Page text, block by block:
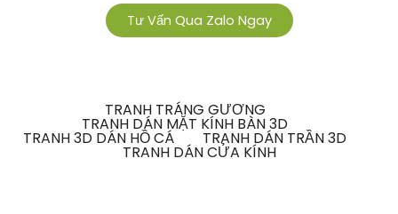
Tư Vấn Qua Zalo Ngay
TRANH TRÁNG GƯƠNG
TRANH DÁN MẶT KÍNH BÀN 3D
TRANH 3D DÁN HỒ CÁ TRANH DÁN TRẦN 3D
TRANH DÁN CỬA KÍNH